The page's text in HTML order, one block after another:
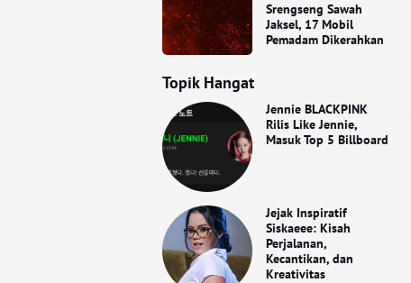
Srengseng Sawah
Jaksel, 17 Mobil
Pemadam Dikerahkan
Topik Hangat
Jennie BLACKPINK
Rilis Like Jennie,
Masuk Top 5 Billboard
Jejak Inspiratif
Siskaeee: Kisah
Perjalanan,
Kecantikan, dan
Kreativitas